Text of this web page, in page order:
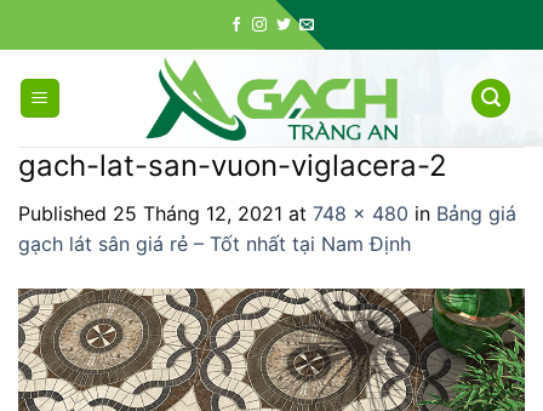
to
content
gach-lat-san-vuon-viglacera-2
Published 25 Tháng 12, 2021 at 748 × 480 in Bảng giá
gạch lát sân giá rẻ – Tốt nhất tại Nam Định